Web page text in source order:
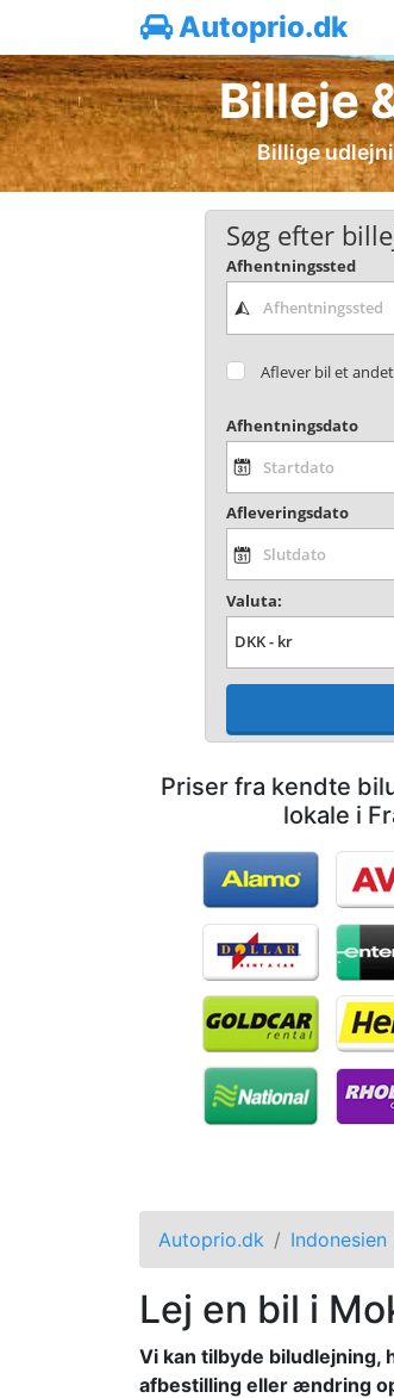
Autoprio.dk
Billeje
Billige
Søg efter
Afhentningssted
Aflever bil et
Afhentningsdato
Afleveringsdato
Valuta:
Priser fra kendte
lokale i
Autoprio.dk Indonesien
Lej en bil i
Vi kan tilbyde biludlejning,
afbestilling eller ændring